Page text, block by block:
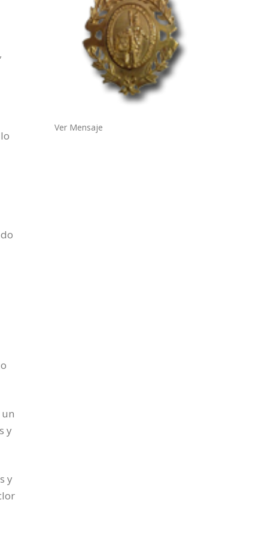
y
y
Ver Mensaje